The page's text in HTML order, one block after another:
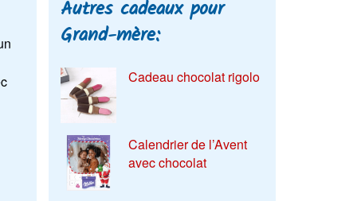
Autres cadeaux pour
Grand-mère:
Cadeau chocolat rigolo
Calendrier de l’Avent
avec chocolat